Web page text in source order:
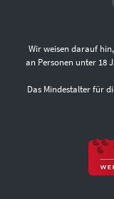
Wir weisen darauf
an Personen unter 18
Das Mindestalter für